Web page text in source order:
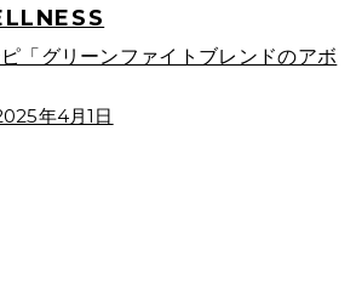
「グリーンファイトブレンドのアボ
年4月1日